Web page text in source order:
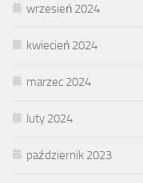
wrzesień 2024
kwiecień 2024
marzec 2024
luty 2024
październik 2023